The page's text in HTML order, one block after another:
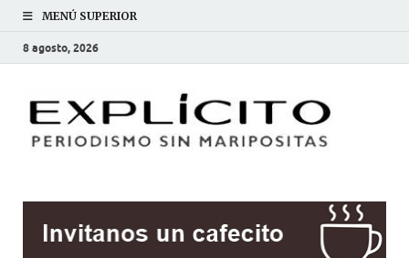
MENÚ SUPERIOR
8 agosto, 2026